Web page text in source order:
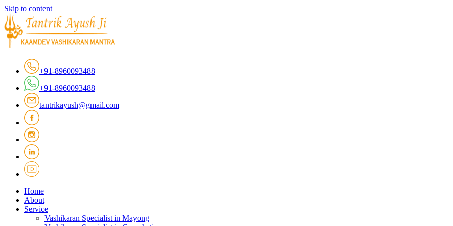
Skip to content
+91-8960093488
+91-8960093488
tantrikayush@gmail.com
Home
About
Service
Vashikaran Specialist in Mayong